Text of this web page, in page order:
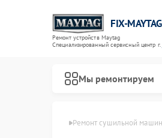
FIX-MAYTAG
Ремонт устройств Maytag
Специализированный cервисный центр г.
Мы ремонтируем
Ремонт сушильной